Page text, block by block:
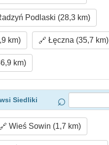
Podlaski (28,3 km)
km) Łęczna (35,7 km)
km)
Siedliki
Wieś Sowin (1,7 km)